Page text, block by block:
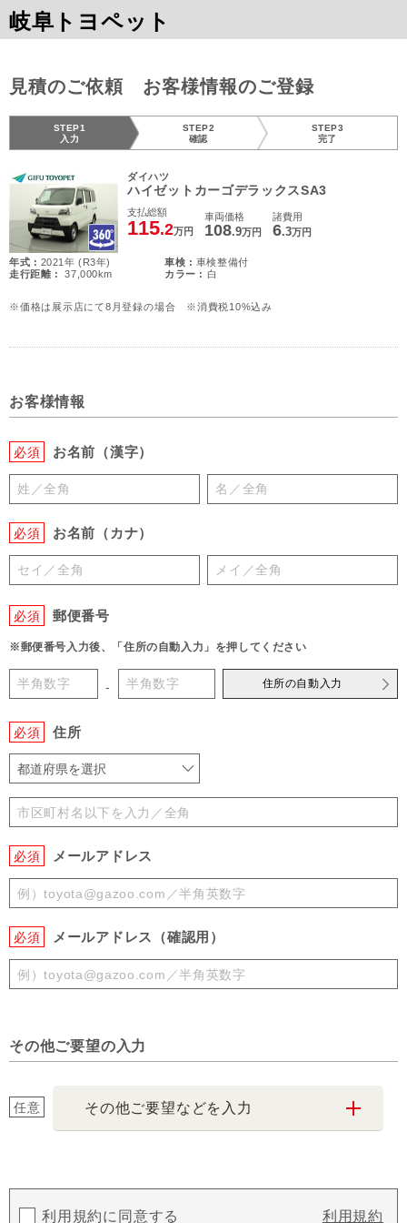
岐阜トヨペット
見積のご依頼 お客様情報のご登録
STEP1
入力
STEP2
確認
STEP3
完了
ダイハツ
ハイゼットカーゴデラックスSA3
支払総額
115.2万円
車両価格
108.9万円
諸費用
6.3万円
年式 : 2021年 (R3年) 車検 : 車検整備付
走行距離 :
37,000km カラー : 白
※価格は展示店にて8月登録の場合 ※消費税10%込み
お客様情報
必須 お名前（漢字）
必須 お名前（カナ）
必須 郵便番号
※郵便番号入力後、「住所の自動入力」を押してください
- 住所の自動入力
必須 住所
都道府県を選択
必須 メールアドレス
必須 メールアドレス（確認用）
その他ご要望の入力
任意 その他ご要望などを入力
利用規約に同意する 利用規約